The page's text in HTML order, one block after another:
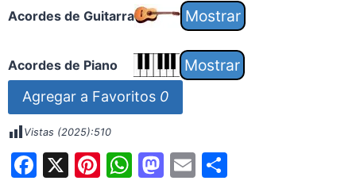
Acordes de Guitarra
Acordes de Piano
Agregar a Favoritos 0
Vistas (2025):510
F X Pi W M E S